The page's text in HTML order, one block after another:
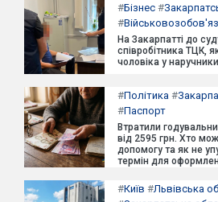
#Бізнес #
#
На Закарпатті до
співробітника ТЦК,
чоловіка у
#Політика #
#Паспорт
Втратили
від 2595 грн. Хто
допомогу та як не
термін для
#Київ #Львівська